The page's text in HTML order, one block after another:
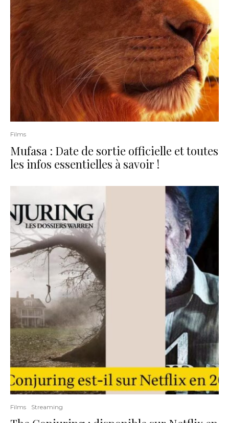
Films
Mufasa : Date de sortie officielle et toutes
les infos essentielles à savoir !
Films Streaming